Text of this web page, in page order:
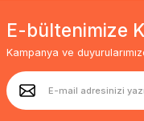
E-bültenimize
Kampanya ve